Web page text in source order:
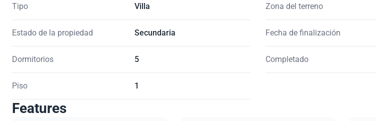
Tipo Villa
Estado de la propiedad Secundaria
Dormitorios 5
Piso 1
Zona del terreno
Fecha de finalización
Completado
Features